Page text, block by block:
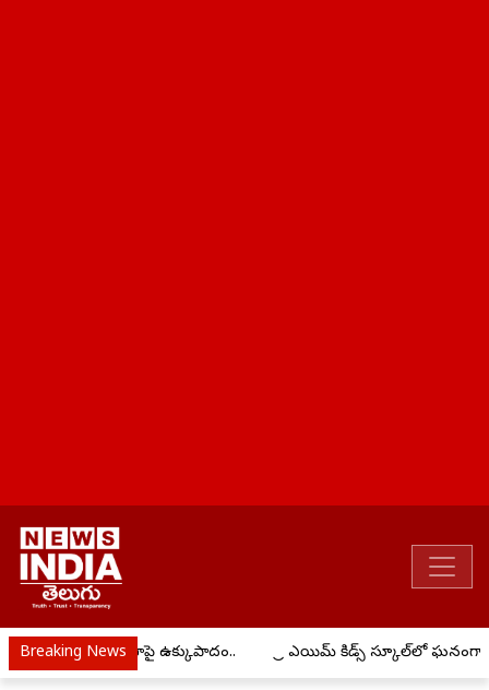
Breaking News
ఇసుక అక్రమ రవాణాపై ఉక్కుపాదం.. ప్రీ ఎయిమ్ కిడ్స్ స్కూల్‌లో ఘనంగా